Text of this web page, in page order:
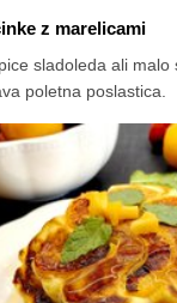
z marelicami
sladoleda ali malo
poletna poslastica.